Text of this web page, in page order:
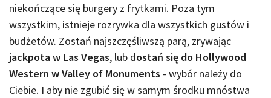
niekończące się burgery z frytkami. Poza tym
wszystkim, istnieje rozrywka dla wszystkich gustów i
budżetów. Zostań najszczęśliwszą parą, zrywając
jackpota w Las Vegas, lub dostań się do Hollywood
Western w Valley of Monuments - wybór należy do
Ciebie. I aby nie zgubić się w samym środku mnóstwa